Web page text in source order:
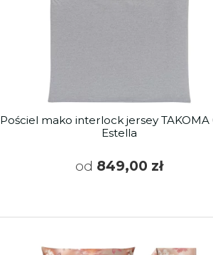
Pościel mako interlock jersey TAKOMA
Estella
od 849,00 zł